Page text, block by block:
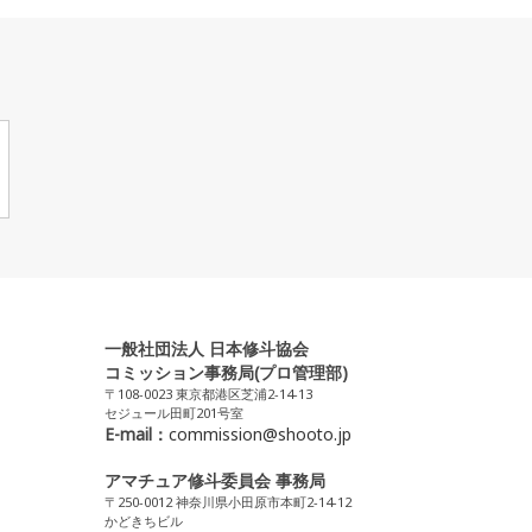
一般社団法人 日本修斗協会
コミッション事務局(プロ管理部)
〒108-0023 東京都港区芝浦2-14-13
セジュール田町201号室
E-mail： commission@shooto.jp
アマチュア修斗委員会 事務局
〒250-0012 神奈川県小田原市本町2-14-12
かどきちビル